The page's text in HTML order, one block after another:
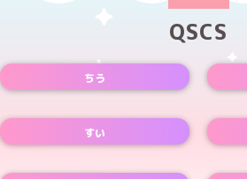
QSCS
ちう
すい